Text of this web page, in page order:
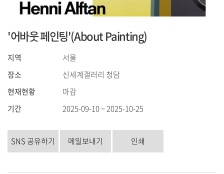
'어바웃 페인팅'(About Painting)
지역
서울
장소
신세계갤러리 청담
현재현황
마감
기간
2025-09-10 ~ 2025-10-25
SNS 공유하기 메일보내기 인쇄